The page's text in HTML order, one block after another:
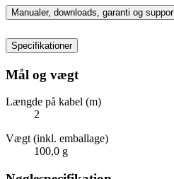
Manualer, downloads, garanti og
Specifikationer
Mål og vægt
Længde på kabel (m)
2
Vægt (inkl. emballage)
100,0 g